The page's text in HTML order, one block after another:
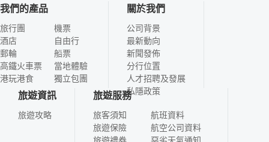
我們的產品
旅行團
酒店
郵輪
高鐵火車票
港玩港食
機票
自由行
船票
當地體驗
獨立包團
關於我們
公司背景
最新動向
新聞發佈
分行位置
人才招聘及發展
私隱政策
旅遊資訊
旅遊攻略
旅遊服務
旅客須知
旅遊保險
旅遊禮券
航班資料
航空公司資料
惡劣天氣通知